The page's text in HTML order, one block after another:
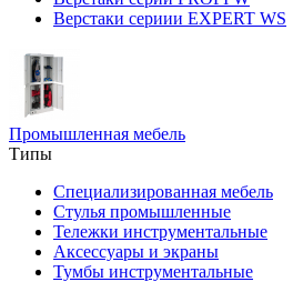
Верстаки сериии EXPERT WS
Промышленная мебель
Типы
Специализированная мебель
Стулья промышленные
Тележки инструментальные
Аксессуары и экраны
Тумбы инструментальные